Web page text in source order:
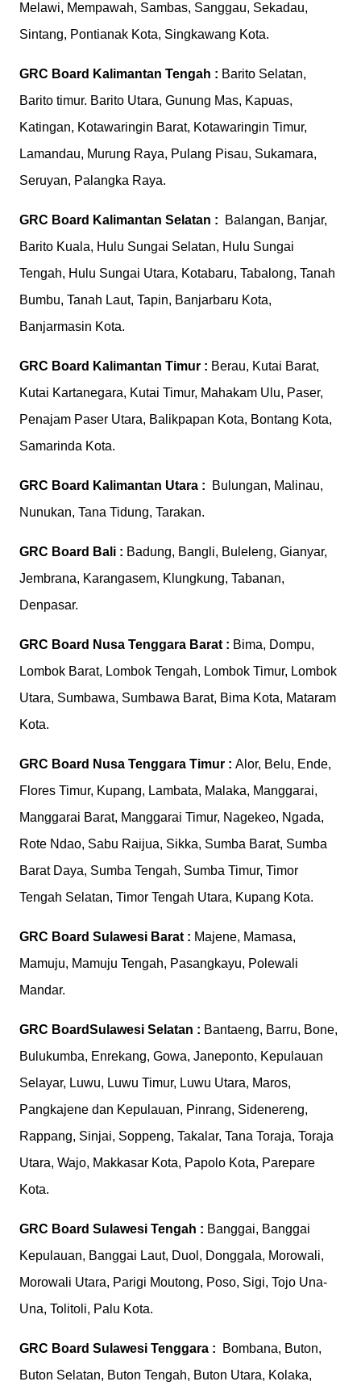
Melawi, Mempawah, Sambas, Sanggau, Sekadau,
Sintang, Pontianak Kota, Singkawang Kota.
GRC Board Kalimantan Tengah : Barito Selatan,
Barito timur. Barito Utara, Gunung Mas, Kapuas,
Katingan, Kotawaringin Barat, Kotawaringin Timur,
Lamandau, Murung Raya, Pulang Pisau, Sukamara,
Seruyan, Palangka Raya.
GRC Board Kalimantan Selatan :
Balangan, Banjar,
Barito Kuala, Hulu Sungai Selatan, Hulu Sungai
Tengah, Hulu Sungai Utara, Kotabaru, Tabalong, Tanah
Bumbu, Tanah Laut, Tapin, Banjarbaru Kota,
Banjarmasin Kota.
GRC Board Kalimantan Timur : Berau, Kutai Barat,
Kutai Kartanegara, Kutai Timur, Mahakam Ulu, Paser,
Penajam Paser Utara, Balikpapan Kota, Bontang Kota,
Samarinda Kota.
GRC Board Kalimantan Utara :
Bulungan, Malinau,
Nunukan, Tana Tidung, Tarakan.
GRC Board Bali : Badung, Bangli, Buleleng, Gianyar,
Jembrana, Karangasem, Klungkung, Tabanan,
Denpasar.
GRC Board Nusa Tenggara Barat : Bima, Dompu,
Lombok Barat, Lombok Tengah, Lombok Timur, Lombok
Utara, Sumbawa, Sumbawa Barat, Bima Kota, Mataram
Kota.
GRC Board Nusa Tenggara Timur : Alor, Belu, Ende,
Flores Timur, Kupang, Lambata, Malaka, Manggarai,
Manggarai Barat, Manggarai Timur, Nagekeo, Ngada,
Rote Ndao, Sabu Raijua, Sikka, Sumba Barat, Sumba
Barat Daya, Sumba Tengah, Sumba Timur, Timor
Tengah Selatan, Timor Tengah Utara, Kupang Kota.
GRC Board Sulawesi Barat : Majene, Mamasa,
Mamuju, Mamuju Tengah, Pasangkayu, Polewali
Mandar.
GRC BoardSulawesi Selatan : Bantaeng, Barru, Bone,
Bulukumba, Enrekang, Gowa, Janeponto, Kepulauan
Selayar, Luwu, Luwu Timur, Luwu Utara, Maros,
Pangkajene dan Kepulauan, Pinrang, Sidenereng,
Rappang, Sinjai, Soppeng, Takalar, Tana Toraja, Toraja
Utara, Wajo, Makkasar Kota, Papolo Kota, Parepare
Kota.
GRC Board Sulawesi Tengah : Banggai, Banggai
Kepulauan, Banggai Laut, Duol, Donggala, Morowali,
Morowali Utara, Parigi Moutong, Poso, Sigi, Tojo Una-
Una, Tolitoli, Palu Kota.
GRC Board Sulawesi Tenggara :
Bombana, Buton,
Buton Selatan, Buton Tengah, Buton Utara, Kolaka,